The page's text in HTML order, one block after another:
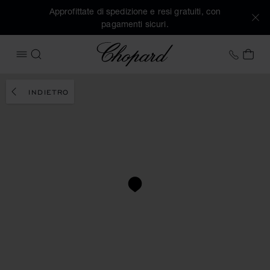
Approfittate di spedizione e resi gratuiti, con
pagamenti sicuri.
APRIRE IL MENU
CERCA
Chopard +41
IL
INDIETRO